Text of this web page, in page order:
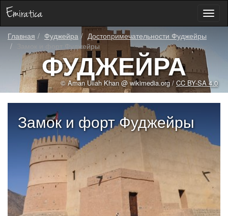
Главная
Фуджейра
Достопримечательности Фуджейры
Замок и форт Фуджейры
ФУДЖЕЙРА
© Aman Ullah Khan @ wikimedia.org /CC BY-SA 4.0
Замок и форт Фуджейры